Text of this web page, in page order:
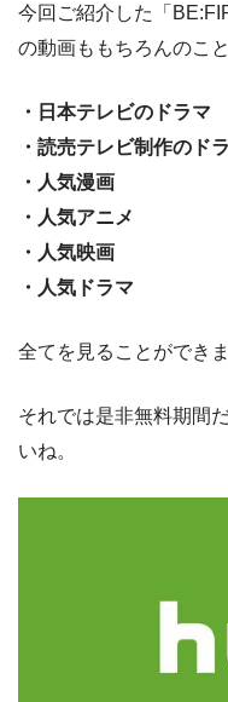
今回ご紹介した「
の動画ももちろんのこ
・日本テレビのドラマ
・読売テレビ制作のド
・人気漫画
・人気アニメ
・人気映画
・人気ドラマ
全てを見ることができま
それでは是非無料期間
いね。